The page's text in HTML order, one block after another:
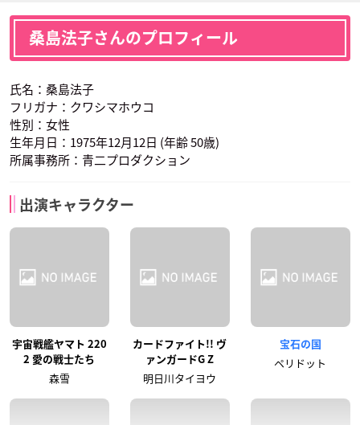
桑島法子さんのプロフィール
氏名：桑島法子
フリガナ：クワシマホウコ
性別：女性
生年月日：1975年12月12日 (年齢 50歳)
所属事務所：青二プロダクション
出演キャラクター
宇宙戦艦ヤマト 220
2 愛の戦士たち
森雪
カードファイト!! ヴ
ァンガードG Z
明日川タイヨウ
宝石の国
ペリドット